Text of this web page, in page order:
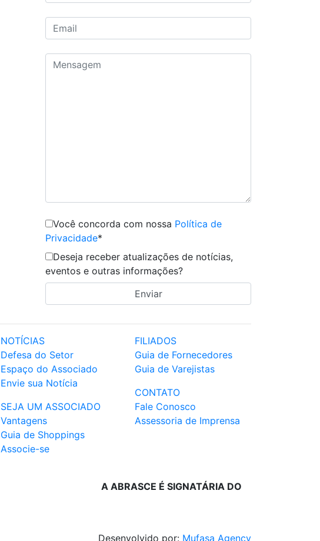
Você concorda com nossa Política de
Privacidade*
Deseja receber atualizações de notícias,
eventos e outras informações?
NOTÍCIAS
Defesa do Setor
Espaço do Associado
Envie sua Notícia
SEJA UM ASSOCIADO
Vantagens
Guia de Shoppings
Associe-se
FILIADOS
Guia de Fornecedores
Guia de Varejistas
CONTATO
Fale Conosco
Assessoria de Imprensa
A ABRASCE É SIGNATÁRIA DO
Desenvolvido por: Mufasa Agency